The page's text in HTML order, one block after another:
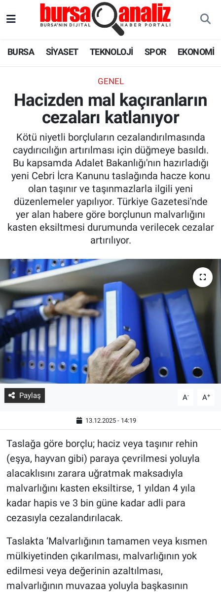
BURSA SİYASET TEKNOLOJİ SPOR EKONOMİ
GENEL
Hacizden mal kaçıranların
cezaları katlanıyor
Kötü niyetli borçluların cezalandırılmasında
caydırıcılığın artırılması için düğmeye basıldı.
Bu kapsamda Adalet Bakanlığı'nın hazırladığı
yeni Cebri İcra Kanunu taslağında hacze konu
olan taşınır ve taşınmazlarla ilgili yeni
düzenlemeler yapılıyor. Türkiye Gazetesi'nde
yer alan habere göre borçlunun malvarlığını
kasten eksiltmesi durumunda verilecek cezalar
artırılıyor.
Paylaş A- A+
13.12.2025 - 14:19
Taslağa göre borçlu; haciz veya taşınır rehin
(eşya, hayvan gibi) paraya çevrilmesi yoluyla
alacaklısını zarara uğratmak maksadıyla
malvarlığını kasten eksiltirse, 1 yıldan 4 yıla
kadar hapis ve 3 bin güne kadar adli para
cezasıyla cezalandırılacak.
Taslakta ‘Malvarlığının tamamen veya kısmen
mülkiyetinden çıkarılması, malvarlığının yok
edilmesi veya değerinin azaltılması,
malvarlığının muvazaa yoluyla başkasının
SPOR
EKONOMİ
SAĞLIK
ASTROLOJİ
BLOG
Süper Lig Puan Durumu ve Fikstür
Tüm Manşetler
Son Dakika Haberleri
Haber Arşivi